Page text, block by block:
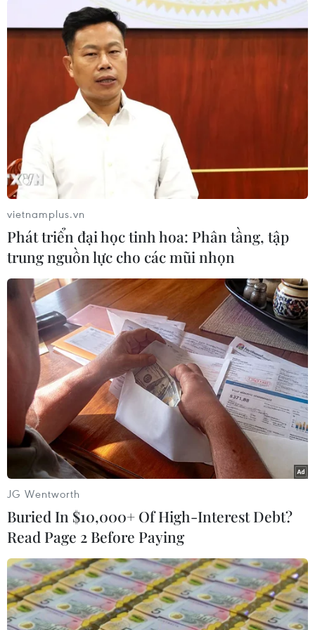
Caribe và Cuba coi đây là một trong số những
thị trường quan trọng nhất để phục hồi ngành
"công nghiệp không khói"./.
#Cuba-Nga #Đường bay thẳng
#Du lịch Cuba
#Khách du lịch
#du khách nga
#tour du lịch
Cuba
Nga
Theo dõi VietnamPlus
TIN LIÊN QUAN
vietnamplus.vn
Phát triển đại học tinh hoa: Phân tầng, tập
trung nguồn lực cho các mũi nhọn
JG Wentworth
Buried In $10,000+ Of High-Interest Debt?
Read Page 2 Before Paying